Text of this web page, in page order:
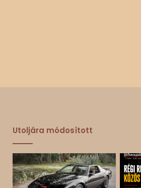
Utoljára módosított